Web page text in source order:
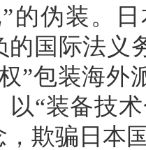
的伪装。
的国际法义
”包装海外
以“装备技
，欺骗日本